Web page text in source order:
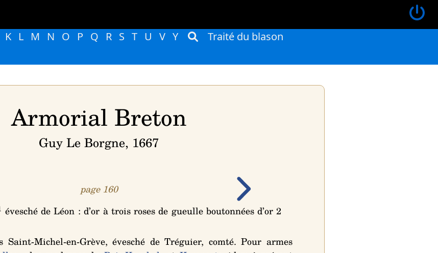
K L M N O P Q R S T U V Y
Traité du blason
Armorial Breton
Guy Le Borgne, 1667
page 160
évesché de Léon :d’or à trois roses de gueulle boutonnées d’or 2
Saint-Michel-en-Grève, évesché de Tréguier, comté. Pour armes